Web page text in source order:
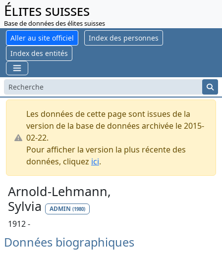
Élites suisses
Base de données des élites suisses
Aller au site officiel
Index des personnes
Index des entités
Les données de cette page sont issues de la
version de la base de données archivée le 2015-
02-22.
Pour afficher la version la plus récente des
données, cliquez ici.
Arnold-Lehmann,
Sylvia
ADMIN (1980)
1912 -
Données biographiques